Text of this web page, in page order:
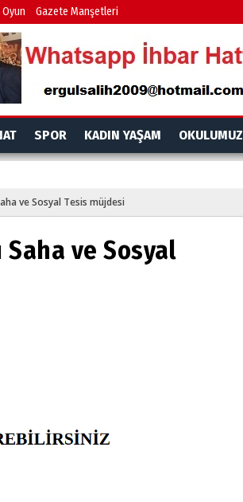
Oyun Gazete Manşetleri
SPOR KADIN YAŞAM OKULUMUZ
ve Sosyal Tesis müjdesi
Saha ve Sosyal